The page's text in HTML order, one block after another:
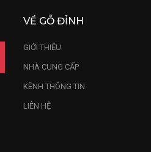
VỀ GỖ ĐỈNH
GIỚI THIỆU
NHÀ CUNG CẤP
KÊNH THÔNG TIN
LIÊN HỆ